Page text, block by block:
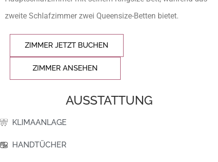
zweite Schlafzimmer zwei Queensize-Betten bietet.
ZIMMER JETZT BUCHEN
ZIMMER ANSEHEN
AUSSTATTUNG
KLIMAANLAGE
HANDTÜCHER